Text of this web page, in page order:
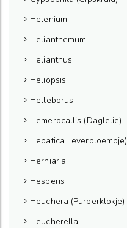
Helenium
Helianthemum
Helianthus
Heliopsis
Helleborus
Hemerocallis (Daglelie)
Hepatica Leverbloempje)
Herniaria
Hesperis
Heuchera (Purperklokje)
Heucherella